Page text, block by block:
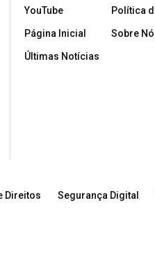
YouTube
Página Inicial
Últimas Notícias
Política
Sobre
Direitos Segurança Digital